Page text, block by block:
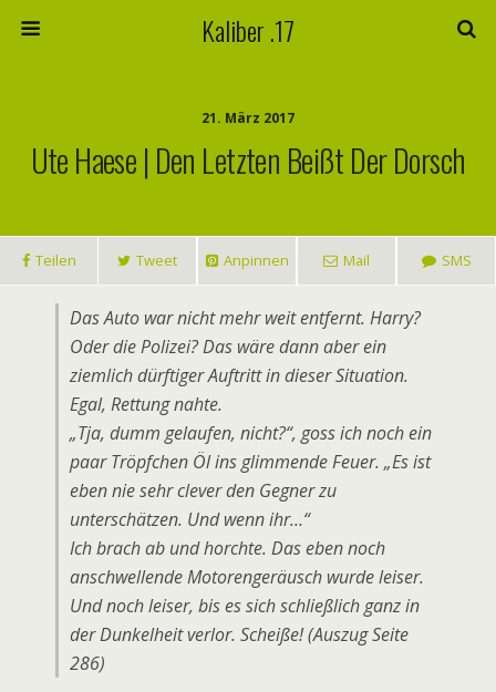
Kaliber .17
21. März 2017
Ute Haese | Den Letzten Beißt Der Dorsch
Teilen Tweet Anpinnen Mail SMS
Das Auto war nicht mehr weit entfernt. Harry?
Oder die Polizei? Das wäre dann aber ein
ziemlich dürftiger Auftritt in dieser Situation.
Egal, Rettung nahte.
„Tja, dumm gelaufen, nicht?“, goss ich noch ein
paar Tröpfchen Öl ins glimmende Feuer. „Es ist
eben nie sehr clever den Gegner zu
unterschätzen. Und wenn ihr…“
Ich brach ab und horchte. Das eben noch
anschwellende Motorengeräusch wurde leiser.
Und noch leiser, bis es sich schließlich ganz in
der Dunkelheit verlor. Scheiße! (Auszug Seite
286)